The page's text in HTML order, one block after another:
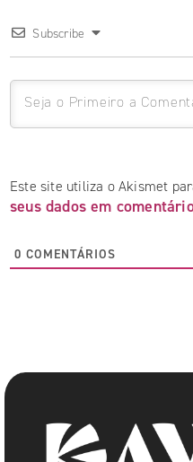
Subscribe
Este site utiliza o Akismet
seus dados em
0 COMENTÁRIOS